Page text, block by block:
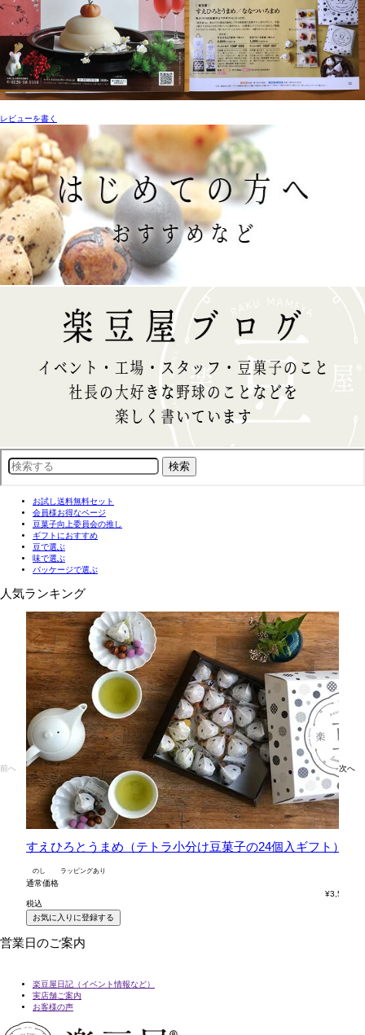
レビューを書く
お試し送料無料セット
会員様お得なページ
豆菓子向上委員会の推し
ギフトにおすすめ
豆で選ぶ
味で選ぶ
パッケージで選ぶ
人気ランキング
前へ
すえひろとうまめ（テトラ小分け豆菓子の24個入ギフト）
のし ラッピングあり
通常価格
¥3,564
税込
お気に入りに登録する
次へ
営業日のご案内
楽豆屋日記（イベント情報など）
実店舗ご案内
お客様の声